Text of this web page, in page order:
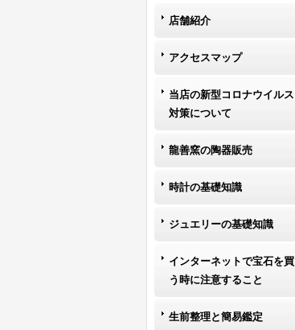
店舗紹介
アクセスマップ
当店の新型コロナウイルス
対策について
龍善窯の陶器販売
時計の基礎知識
ジュエリーの基礎知識
インターネットで宝石を買
う時に注意すること
生前整理と簡易鑑定